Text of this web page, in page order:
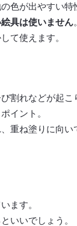
色が出やすい特
具は使いません。
て使えます。
割れなどが起こ
イント。
重ね塗りに向い
ます。
いいでしょう。